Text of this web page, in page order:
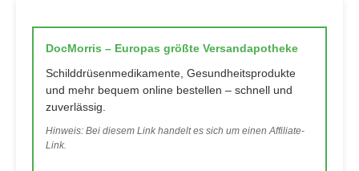
DocMorris – Europas größte Versandapotheke
Schilddrüsenmedikamente, Gesundheitsprodukte
und mehr bequem online bestellen – schnell und
zuverlässig.
Hinweis: Bei diesem Link handelt es sich um einen Affiliate-
Link.